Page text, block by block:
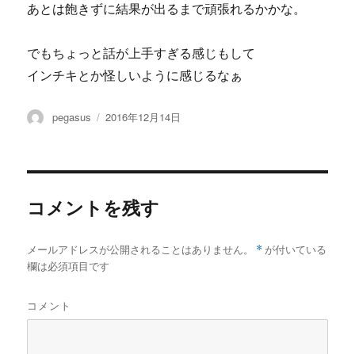
あとは飽きずに結果が出るまで頑張れるかかな。
でもちょっと話が上手すぎる感じもして
インチキとか怪しいように感じるなぁ
投
pegasus
投
2016年12月14日
コメントを残す
メールアドレスが公開されることはありません。 * が付いている
欄は必須項目です
コメント